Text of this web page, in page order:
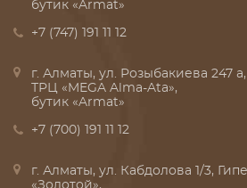
бутик «Armat»
+7 (747) 191 11 12
г. Алматы, ул. Розыбакиева 247 а,
ТРЦ «MEGA Alma-Ata»,
бутик «Armat»
+7 (700) 191 11 12
г. Алматы, ул. Кабдолова 1/3,
«Золотой»,